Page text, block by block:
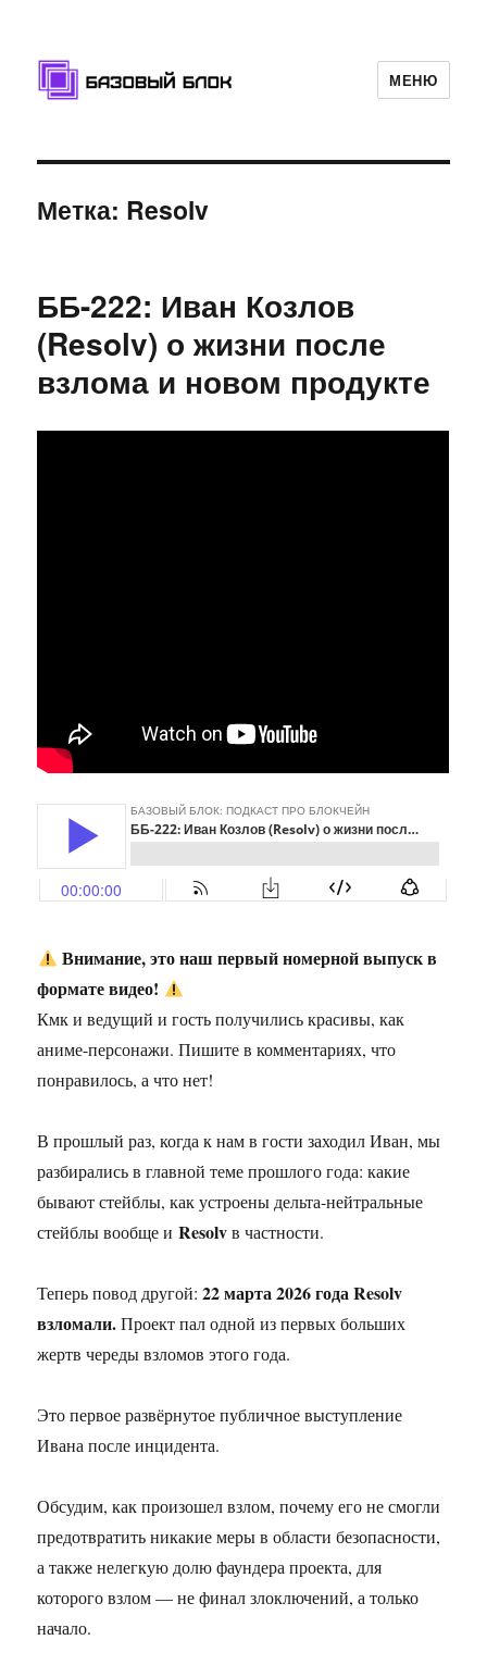
МЕНЮ
Метка: Resolv
ББ-222: Иван Козлов
(Resolv) о жизни после
взлома и новом продукте
Внимание, это наш первый номерной выпуск в
формате видео!
Кмк и ведущий и гость получились красивы, как
аниме-персонажи. Пишите в комментариях, что
понравилось, а что нет!
В прошлый раз, когда к нам в гости заходил Иван, мы
разбирались в главной теме прошлого года: какие
бывают стейблы, как устроены дельта-нейтральные
стейблы вообще иResolvв частности.
Теперь повод другой:22 марта 2026 года Resolv
взломали.Проект пал одной из первых больших
жертв череды взломов этого года.
Это первое развёрнутое публичное выступление
Ивана после инцидента.
Обсудим, как произошел взлом, почему его не смогли
предотвратить никакие меры в области безопасности,
а также нелегкую долю фаундера проекта, для
которого взлом — не финал злоключений, а только
начало.